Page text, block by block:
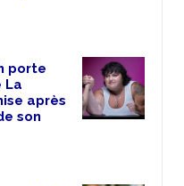
porte
La
après
son